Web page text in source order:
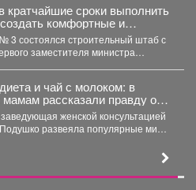
кратчайшие сроки выполнить
комфортные и
условия для будущих мам
3 состоялся строительный штаб с
заместителя министра
и чай с молоком: в
мамам рассказали правду о
женской консультацией
развеяла популярные мифы